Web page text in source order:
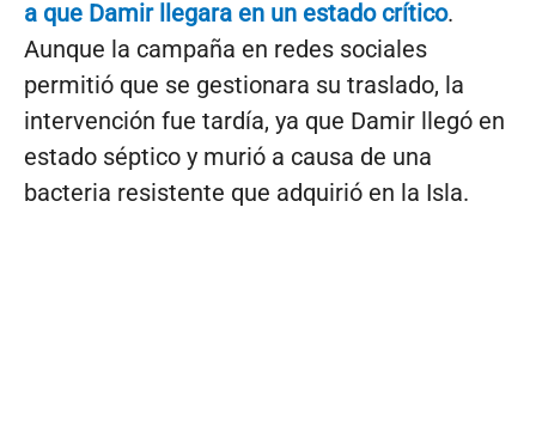
a que Damir llegara en un estado crítico.
Aunque la campaña en redes sociales
permitió que se gestionara su traslado, la
intervención fue tardía, ya que Damir llegó en
estado séptico y murió a causa de una
bacteria resistente que adquirió en la Isla.